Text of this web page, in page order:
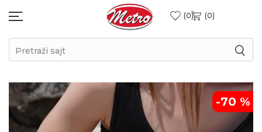
0 0
Pretraži sajt
-70 %